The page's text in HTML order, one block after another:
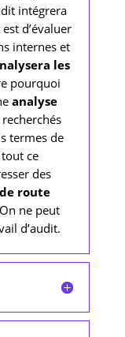
intégrera
d’évaluer
internes et
les
pourquoi
analyse
termes de
ce
des
route
ne peut
d’audit.